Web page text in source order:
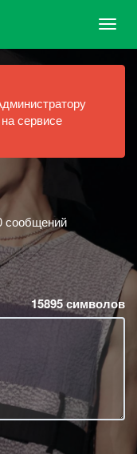
сервисе
сообщений
15895символов